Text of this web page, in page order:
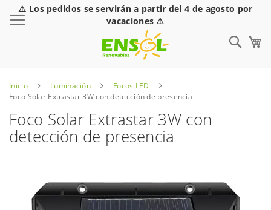
⚠️ Los pedidos se servirán a partir del 4 de agosto por
vacaciones ⚠️
Inicio Iluminación
Focos LED
Foco Solar Extrastar 3W con detección de presencia
Foco Solar Extrastar 3W con
detección de presencia